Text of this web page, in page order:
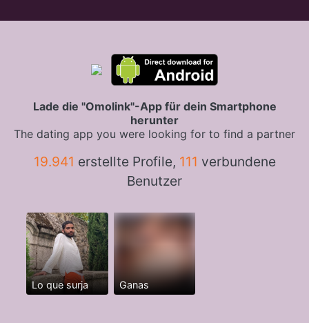
Lade die "Omolink"-App für dein Smartphone
herunter
The dating app you were looking for to find a partner
19.941 erstellte Profile, 111 verbundene
Benutzer
Lo que surja Ganas